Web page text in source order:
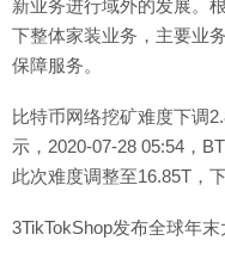
新业务进行域外的发展。
下整体家装业务，主要业
保障服务。
比特币网络挖矿难度下调
示，2020-07-28 05:54，
此次难度调整至16.85T，
3TikTokShop发布全球年